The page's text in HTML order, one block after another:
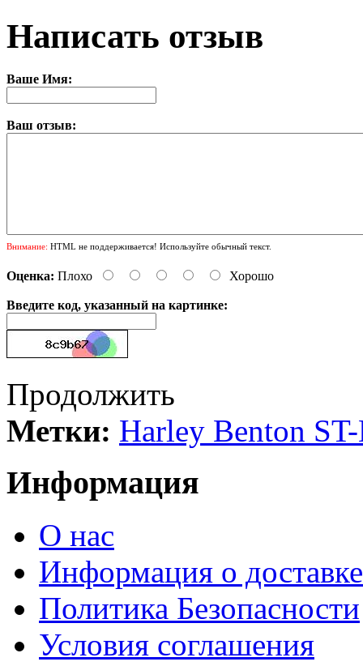
Написать отзыв
Ваше Имя:
Ваш отзыв:
Внимание: HTML не поддерживается! Используйте обычный текст.
Оценка: Плохо Хорошо
Введите код, указанный на картинке:
Продолжить
Метки: Harley Benton
Информация
О нас
Информация о доставке
Политика Безопасности
Условия соглашения